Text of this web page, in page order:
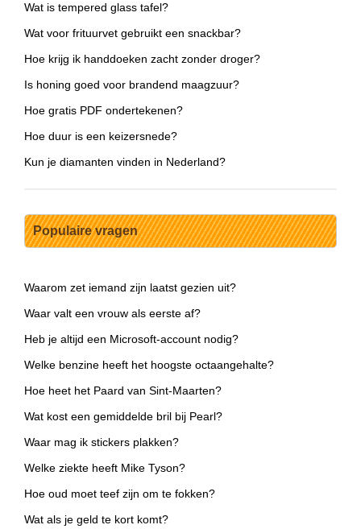
Wat is tempered glass tafel?
Wat voor frituurvet gebruikt een snackbar?
Hoe krijg ik handdoeken zacht zonder droger?
Is honing goed voor brandend maagzuur?
Hoe gratis PDF ondertekenen?
Hoe duur is een keizersnede?
Kun je diamanten vinden in Nederland?
Populaire vragen
Waarom zet iemand zijn laatst gezien uit?
Waar valt een vrouw als eerste af?
Heb je altijd een Microsoft-account nodig?
Welke benzine heeft het hoogste octaangehalte?
Hoe heet het Paard van Sint-Maarten?
Wat kost een gemiddelde bril bij Pearl?
Waar mag ik stickers plakken?
Welke ziekte heeft Mike Tyson?
Hoe oud moet teef zijn om te fokken?
Wat als je geld te kort komt?